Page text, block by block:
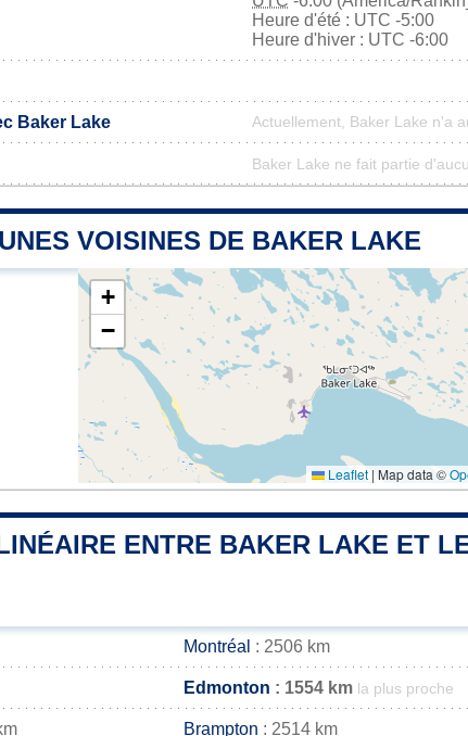
Heure d'été : UTC -5:00
Heure d'hiver : UTC -6:00
Baker Lake Actuellement, Baker Lake n'a
Baker Lake ne fait partie
VOISINES DE BAKER LAKE
+
−
Leaflet | Map data ©
ENTRE BAKER LAKE ET
Montréal : 2506 km
Edmonton : 1554 km la plus proche
Brampton : 2514 km